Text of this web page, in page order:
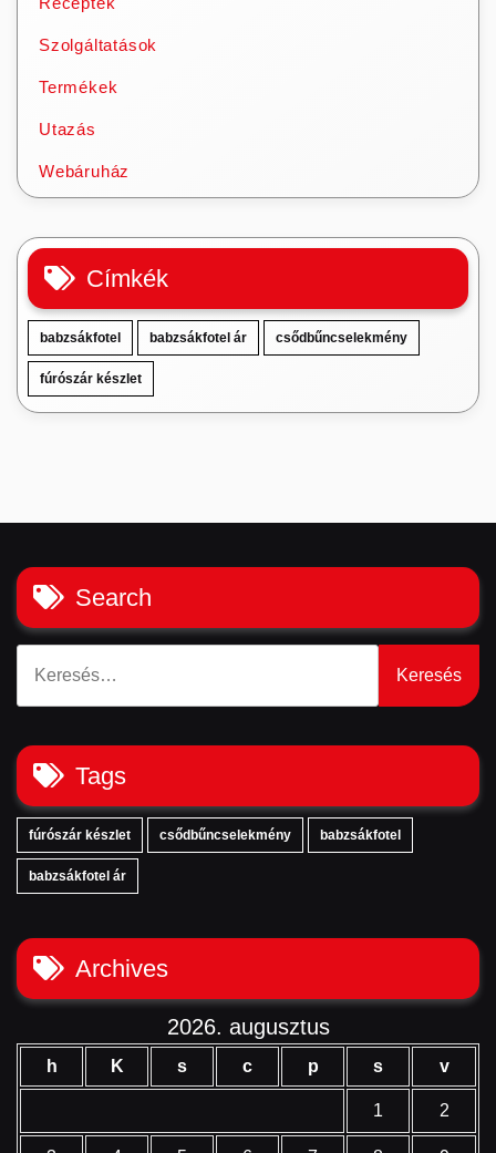
Szolgáltatások
Termékek
Utazás
Webáruház
Címkék
babzsákfotel babzsákfotel ár csődbűncselekmény
fúrószár készlet
Search
Tags
fúrószár készlet csődbűncselekmény babzsákfotel
babzsákfotel ár
Archives
2026. augusztus
h K s c p s v
1 2